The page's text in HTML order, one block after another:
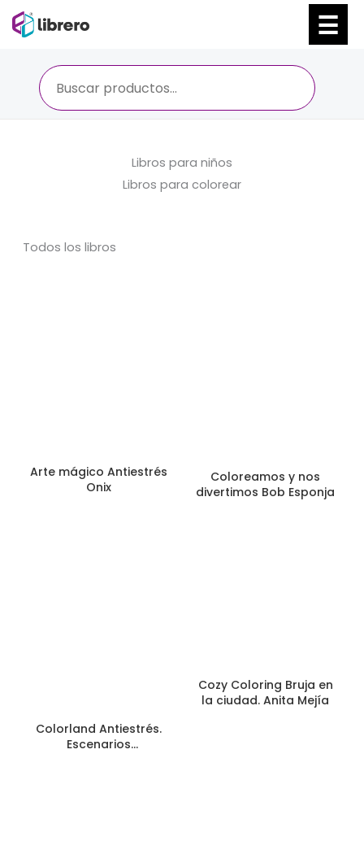
Libros para niños
Libros para colorear
Todos los libros
Arte mágico Antiestrés
Onix
Coloreamos y nos
divertimos Bob Esponja
Colorland Antiestrés.
Escenarios
Cozy Coloring Bruja en
la ciudad. Anita Mejía